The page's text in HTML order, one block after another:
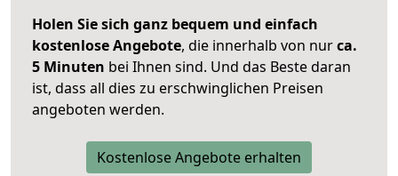
Holen Sie sich ganz bequem und einfach
kostenlose Angebote, die innerhalb von nurca.
5 Minuten bei Ihnen sind. Und das Beste daran
ist, dass all dies zu erschwinglichen Preisen
angeboten werden.
Kostenlose Angebote erhalten